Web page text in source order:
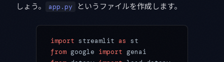
しょう。
app.py というファイルを作成します。
import streamlit as st
from google import genai